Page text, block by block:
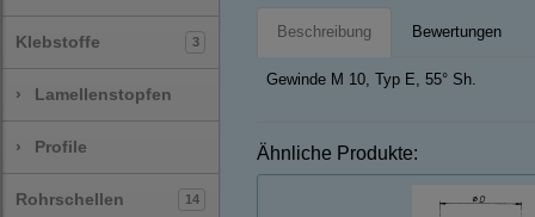
Klebstoffe 3
› Lamellenstopfen
› Profile
Rohrschellen 14
Beschreibung Bewertungen
Gewinde M 10, Typ E, 55° Sh.
Ähnliche Produkte: